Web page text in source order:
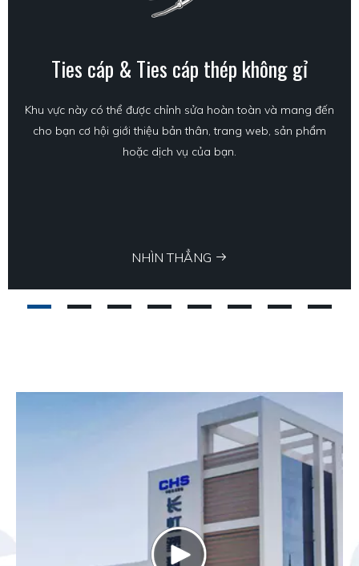
Ties cáp & Ties cáp thép không gỉ
Khu vực này có thể được chỉnh sửa hoàn toàn và mang đến
cho bạn cơ hội giới thiệu bản thân, trang web, sản phẩm
hoặc dịch vụ của bạn.
NHÌN THẲNG